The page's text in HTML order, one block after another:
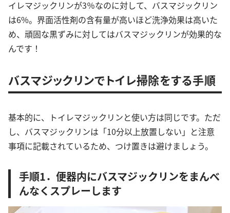
イレマジックリンが3％なのに対して、バスマジックリン
は6%。界面活性剤の含有量が高いほど洗浄効果は高いた
め、頑固な黒ずみに対してはバスマジックリンが効果的な
んです！
バスマジックリンでトイレ掃除をする手順
基本的に、トイレマジックリンと使い方は同じです。ただ
し、バスマジックリンは「10分以上放置しない」と注意
事項に記載されているため、つけ置きは避けましょう。
手順1．便器内にバスマジックリンをまんべ
んなくスプレーします